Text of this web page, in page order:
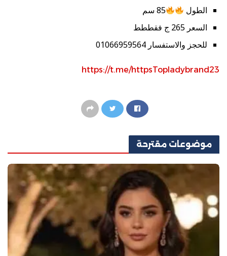
الطول
85 سم
السعر 265 ج فقططط
للحجز والاستفسار 01066959564
https://t.me/httpsTopladybrand23
موضوعات مقترحة